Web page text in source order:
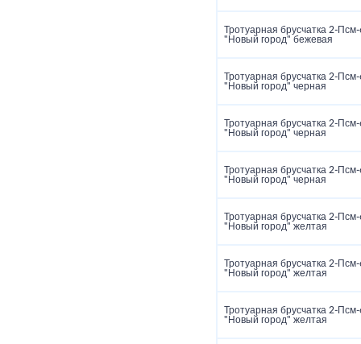
Тротуарная брусчатка
"Новый город" бежевая
Тротуарная брусчатка
"Новый город" черная
Тротуарная брусчатка
"Новый город" черная
Тротуарная брусчатка
"Новый город" черная
Тротуарная брусчатка
"Новый город" желтая
Тротуарная брусчатка
"Новый город" желтая
Тротуарная брусчатка
"Новый город" желтая